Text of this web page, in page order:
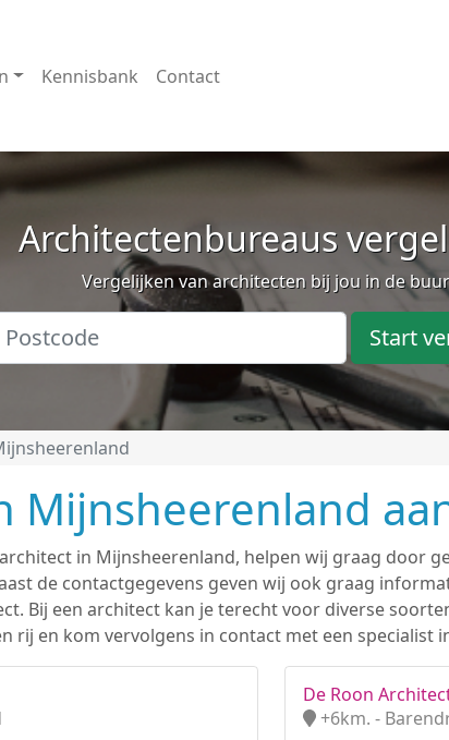
Kennisbank Contact
Architectenbureaus
Vergelijken van architecten bij jou in de
Start
Mijnsheerenland
in Mijnsheerenland, helpen wij graag door
de contactgegevens geven wij ook graag
Bij een architect kan je terecht voor diverse
rij en kom vervolgens in contact met een specialist
De Roon
+6km. -